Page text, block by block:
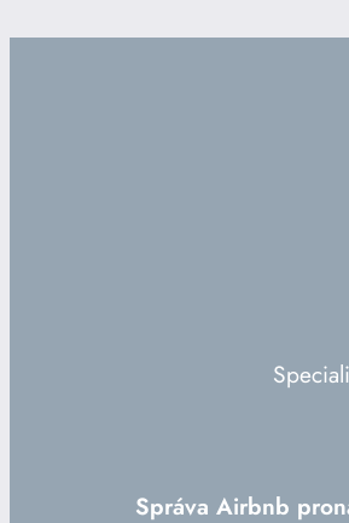
Správa Airbnb